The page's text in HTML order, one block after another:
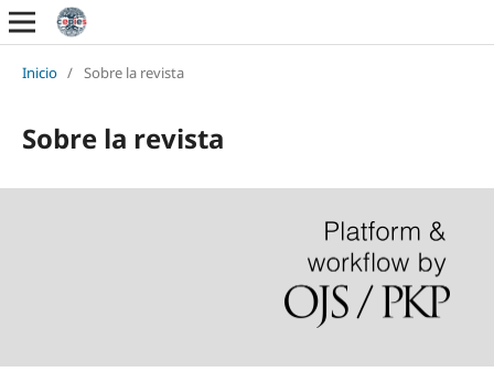
Inicio / Sobre la revista
Sobre la revista